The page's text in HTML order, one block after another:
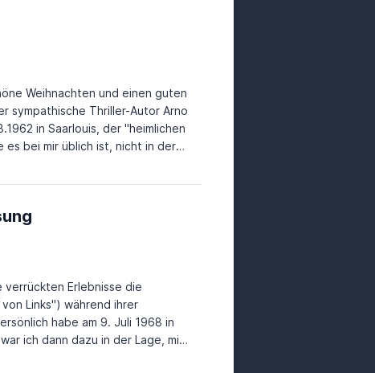
Weihnachten und einen guten
sympathische Thriller-Autor Arno
es bei mir üblich ist, nicht in der
Mittlere Reife, Abi und
IT, Programmieren
Ah, nun also am Ziel
Richtung IT war schließlich der
Februar 2014 im IT-Bereich
von Arno
verrückten Erlebnisse die
Links") während ihrer
ich dann dazu in der Lage, mir